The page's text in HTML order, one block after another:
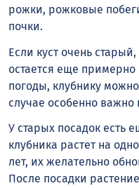
рожки, рожковые
почки.
Если куст очень
остается еще
погоды, клубнику
случае особенно
У старых посадок есть
клубника растет на
лет, их желательно
После посадки